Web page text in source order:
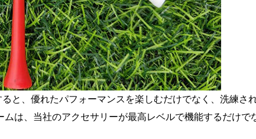
と、優れたパフォーマンスを楽しむだけでなく、洗練さ
は、当社のアクセサリーが最高レベルで機能するだけ